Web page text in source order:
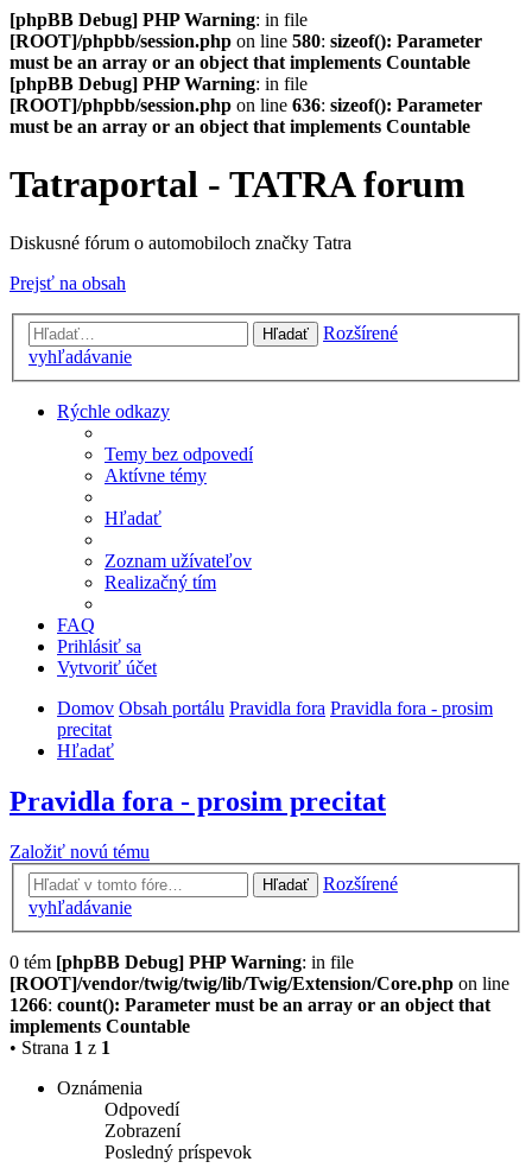
[phpBB Debug] PHP Warning: in file
[ROOT]/phpbb/session.php on line 580: sizeof(): Parameter
must be an array or an object that implements Countable
[phpBB Debug] PHP Warning: in file
[ROOT]/phpbb/session.php on line 636: sizeof(): Parameter
must be an array or an object that implements Countable
Tatraportal - TATRA forum
Diskusné fórum o automobiloch značky Tatra
Prejsť na obsah
Hľadať
Rozšírené
vyhľadávanie
Rýchle odkazy
Temy bez odpovedí
Aktívne témy
Hľadať
Zoznam užívateľov
Realizačný tím
FAQ
Prihlásiť sa
Vytvoriť účet
Domov Obsah portálu Pravidla fora Pravidla fora - prosim
precitat
Hľadať
Pravidla fora - prosim precitat
Založiť novú tému
Hľadať
Rozšírené
vyhľadávanie
0 tém [phpBB Debug] PHP Warning: in file
[ROOT]/vendor/twig/twig/lib/Twig/Extension/Core.php on line
1266: count(): Parameter must be an array or an object that
implements Countable
• Strana 1 z 1
Oznámenia
Odpovedí
Zobrazení
Posledný príspevok